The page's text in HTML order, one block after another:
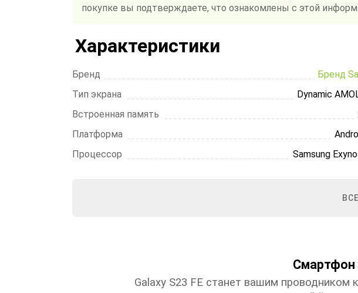
покупке вы подтверждаете, что ознакомлены с этой
Характеристики
Бренд Бренд
Тип экрана
Dynamic
Встроенная память
Платформа
Процессор
Samsung
Смартфон
Galaxy S23 FE станет вашим